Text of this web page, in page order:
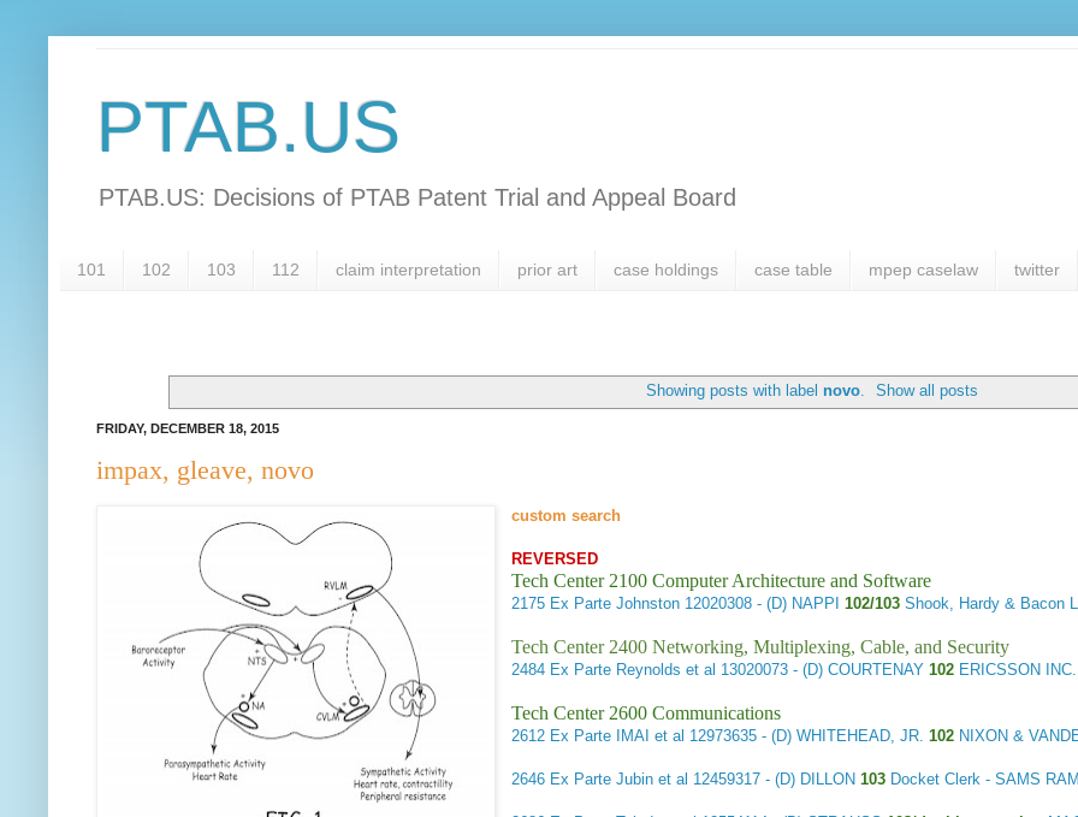
PTAB.US
PTAB.US: Decisions of PTAB Patent Trial and Appeal Board
101 102 103 112 claim interpretation prior art case holdings case table mpep caselaw twitter
Showing posts with label novo. Show all posts
FRIDAY, DECEMBER 18, 2015
impax, gleave, novo
custom search
REVERSED
Tech Center 2100 Computer Architecture and Software
2175 Ex Parte Johnston 12020308 - (D) NAPPI102/103Shook, Hardy & Bacon
Tech Center 2400 Networking, Multiplexing, Cable, and Security
2484 Ex Parte Reynolds et al 13020073 - (D) COURTENAY102 ERICSSON
Tech Center 2600 Communications
2612 Ex Parte IMAI et al 12973635 - (D) WHITEHEAD, JR.102 NIXON &
2646 Ex Parte Jubin et al 12459317 - (D) DILLON103 Docket Clerk - SAMS